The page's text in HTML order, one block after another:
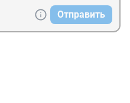
Отправить